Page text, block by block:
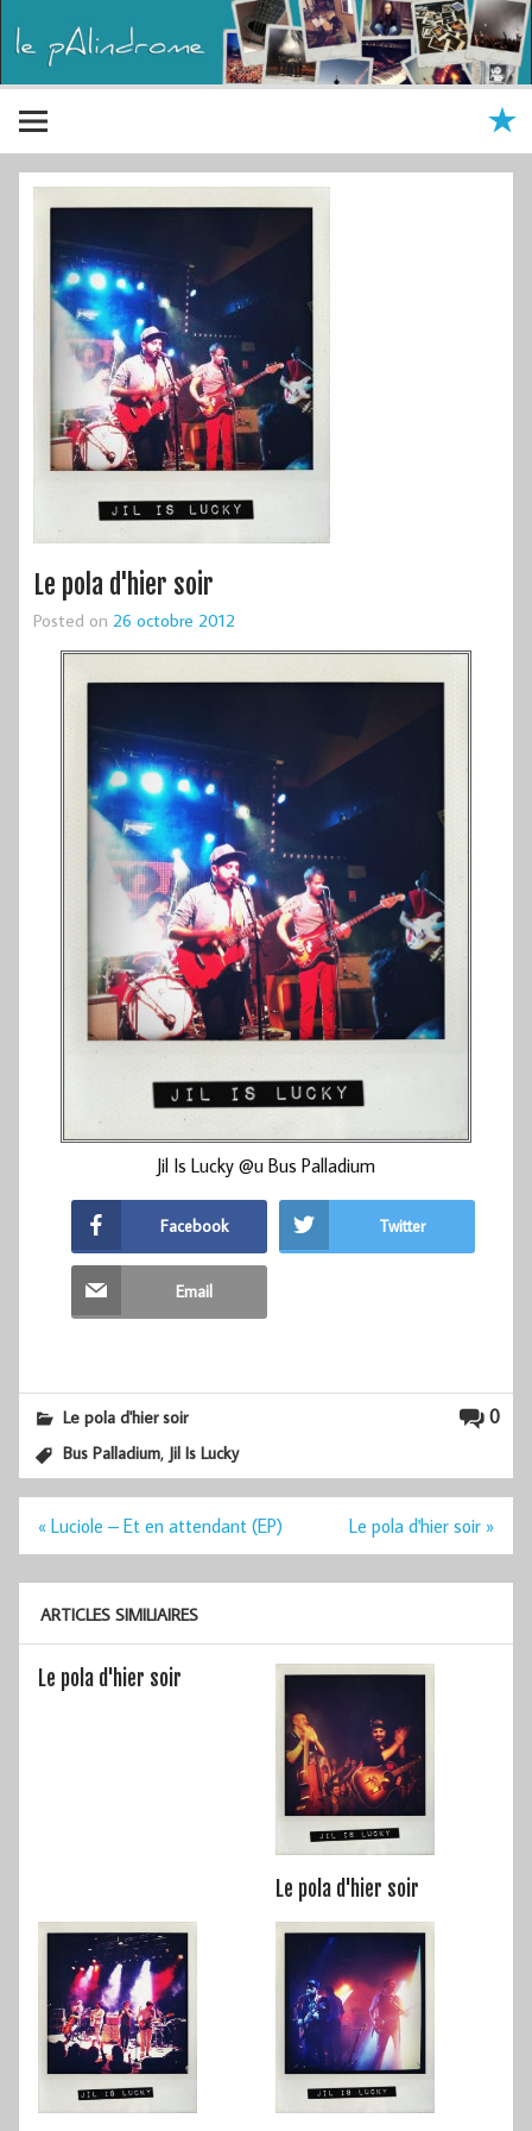
Le pola d'hier soir
Posted on 26 octobre 2012
Jil Is Lucky @u Bus Palladium
Facebook Twitter
Email
0
Le pola d'hier soir
Bus Palladium, Jil Is Lucky
Navigation
« Luciole – Et en attendant (EP) Le pola d'hier soir »
ARTICLES SIMILIAIRES
Le pola d'hier soir
Le pola d'hier soir